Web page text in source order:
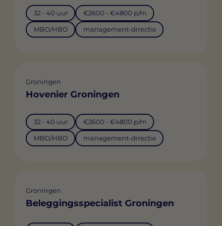
32 - 40 uur €2600 - €4800 p/m
MBO/HBO management-directie
Groningen
Hovenier Groningen
32 - 40 uur €2600 - €4800 p/m
MBO/HBO management-directie
Groningen
Beleggingsspecialist Groningen